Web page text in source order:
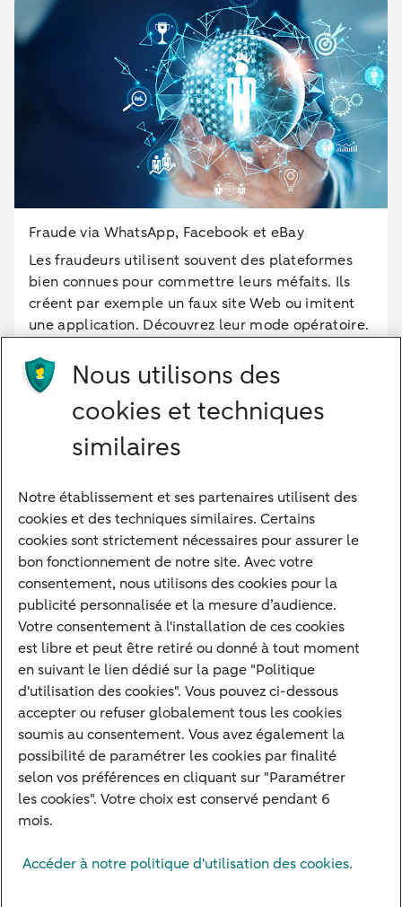
Fraude via WhatsApp, Facebook et eBay
Les fraudeurs utilisent souvent des plateformes
bien connues pour commettre leurs méfaits. Ils
créent par exemple un faux site Web ou imitent
une application. Découvrez leur mode opératoire.
En savoir plus
Notre approche
Nos experts
Notre raison d'être
Devenir client
Diversifier vos classes d'actifs
Structurer votre patrimoine
Développer votre entreprise
Banque à distance
Actualités
Contact
Plan du site
Autres sites
Nous utilisons des
cookies et techniques
similaires
Notre établissement et ses partenaires utilisent des
cookies et des techniques similaires. Certains
cookies sont strictement nécessaires pour assurer le
bon fonctionnement de notre site. Avec votre
consentement, nous utilisons des cookies pour la
publicité personnalisée et la mesure d’audience.
Votre consentement à l'installation de ces cookies
est libre et peut être retiré ou donné à tout moment
en suivant le lien dédié sur la page "Politique
d'utilisation des cookies". Vous pouvez ci-dessous
accepter ou refuser globalement tous les cookies
soumis au consentement. Vous avez également la
possibilité de paramétrer les cookies par finalité
selon vos préférences en cliquant sur "Paramétrer
les cookies". Votre choix est conservé pendant 6
mois.
Accéder à notre politique d'utilisation des cookies.